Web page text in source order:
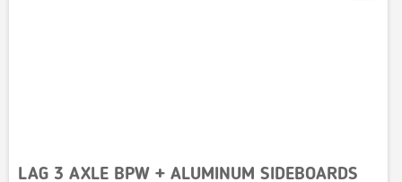
LAG 3 AXLE BPW + ALUMINUM SIDEBOARDS